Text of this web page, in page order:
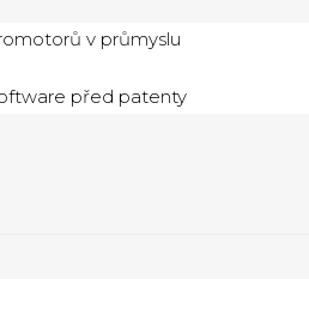
v průmyslu
před patenty